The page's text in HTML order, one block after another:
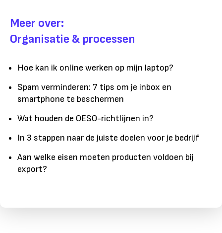
Meer over:
Organisatie & processen
Hoe kan ik online werken op mijn laptop?
Spam verminderen: 7 tips om je inbox en
smartphone te beschermen
Wat houden de OESO-richtlijnen in?
In 3 stappen naar de juiste doelen voor je bedrijf
Aan welke eisen moeten producten voldoen bij
export?